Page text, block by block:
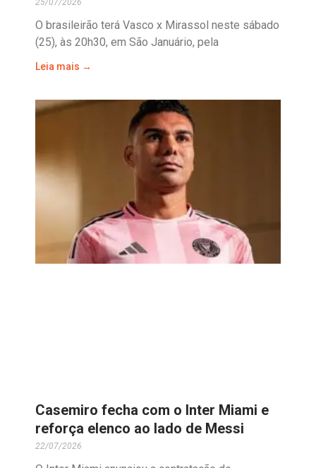
25/07/2026
O brasileirão terá Vasco x Mirassol neste sábado
(25), às 20h30, em São Januário, pela
Leia mais →
Casemiro fecha com o Inter Miami e
reforça elenco ao lado de Messi
22/07/2026